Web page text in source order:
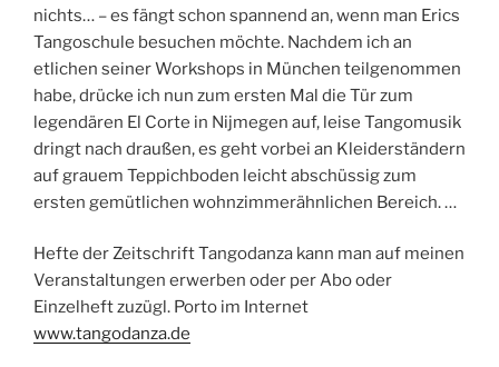
nichts… – es fängt schon spannend an, wenn man Erics
Tangoschule besuchen möchte. Nachdem ich an
etlichen seiner Workshops in München teilgenommen
habe, drücke ich nun zum ersten Mal die Tür zum
legendären El Corte in Nijmegen auf, leise Tangomusik
dringt nach draußen, es geht vorbei an Kleiderständern
auf grauem Teppichboden leicht abschüssig zum
ersten gemütlichen wohnzimmerähnlichen Bereich. …
Hefte der Zeitschrift Tangodanza kann man auf meinen
Veranstaltungen erwerben oder per Abo oder
Einzelheft zuzügl. Porto im Internet
www.tangodanza.de